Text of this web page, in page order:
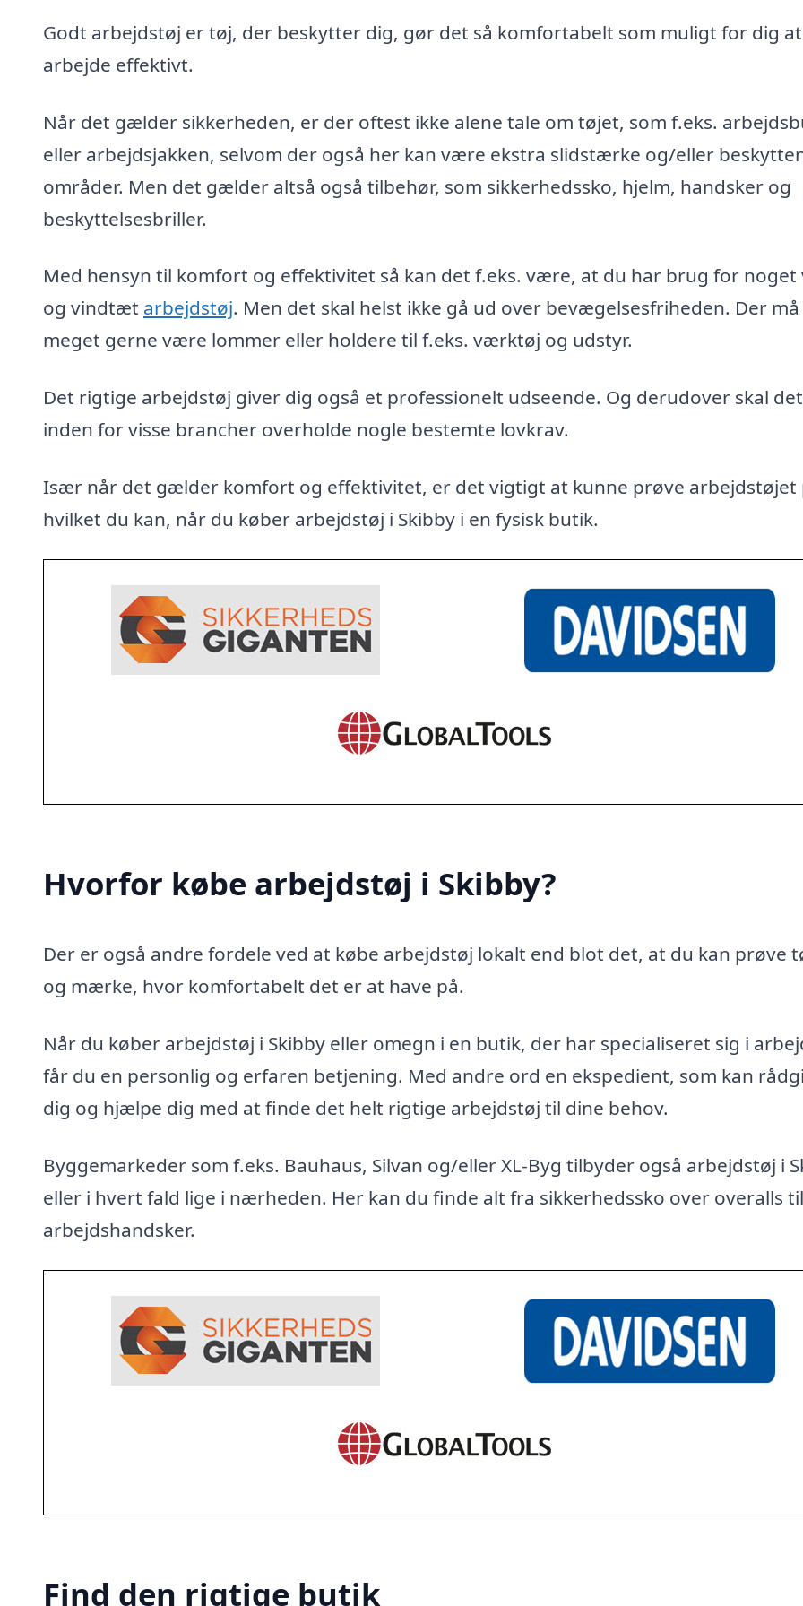
Godt arbejdstøj er tøj, der beskytter dig, gør det så komfortabelt som muligt for dig at
arbejde effektivt.
Når det gælder sikkerheden, er der oftest ikke alene tale om tøjet, som f.eks.
eller arbejdsjakken, selvom der også her kan være ekstra slidstærke og/eller
områder. Men det gælder altså også tilbehør, som sikkerhedssko, hjelm, handsker og
beskyttelsesbriller.
Med hensyn til komfort og effektivitet så kan det f.eks. være, at du har brug for noget
og vindtæt arbejdstøj. Men det skal helst ikke gå ud over bevægelsesfriheden. Der
meget gerne være lommer eller holdere til f.eks. værktøj og udstyr.
Det rigtige arbejdstøj giver dig også et professionelt udseende. Og derudover skal det
inden for visse brancher overholde nogle bestemte lovkrav.
Især når det gælder komfort og effektivitet, er det vigtigt at kunne prøve arbejdstøjet
hvilket du kan, når du køber arbejdstøj i Skibby i en fysisk butik.
Hvorfor købe arbejdstøj i Skibby?
Der er også andre fordele ved at købe arbejdstøj lokalt end blot det, at du kan prøve
og mærke, hvor komfortabelt det er at have på.
Når du køber arbejdstøj i Skibby eller omegn i en butik, der har specialiseret sig i
får du en personlig og erfaren betjening. Med andre ord en ekspedient, som kan
dig og hjælpe dig med at finde det helt rigtige arbejdstøj til dine behov.
Byggemarkeder som f.eks. Bauhaus, Silvan og/eller XL-Byg tilbyder også arbejdstøj i
eller i hvert fald lige i nærheden. Her kan du finde alt fra sikkerhedssko over overalls til
arbejdshandsker.
Find den rigtige butik